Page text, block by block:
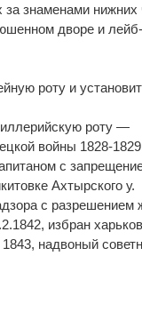
за знаменами нижних
дворе и лейб-
роту и
роту —
войны 1828-
с
Ахтырского у.
с разрешением
избран
надвоный